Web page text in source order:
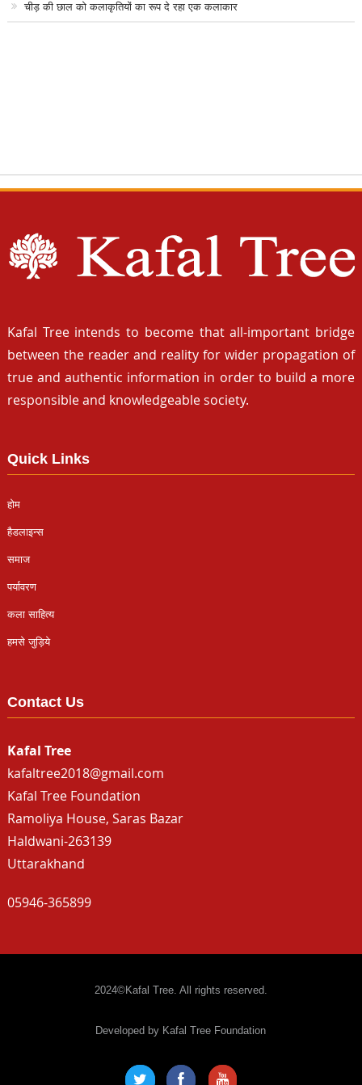
चीड़ की छाल को कलाकृतियों का रूप दे रहा एक कलाकार
Kafal Tree intends to become that all-important bridge
between the reader and reality for wider propagation of
true and authentic information in order to build a more
responsible and knowledgeable society.
Quick Links
होम
हैडलाइन्स
समाज
पर्यावरण
कला साहित्य
हमसे जुड़िये
Contact Us
Kafal Tree
kafaltree2018@gmail.com
Kafal Tree Foundation
Ramoliya House, Saras Bazar
Haldwani-263139
Uttarakhand
05946-365899
2024©Kafal Tree. All rights reserved.
Developed by Kafal Tree Foundation